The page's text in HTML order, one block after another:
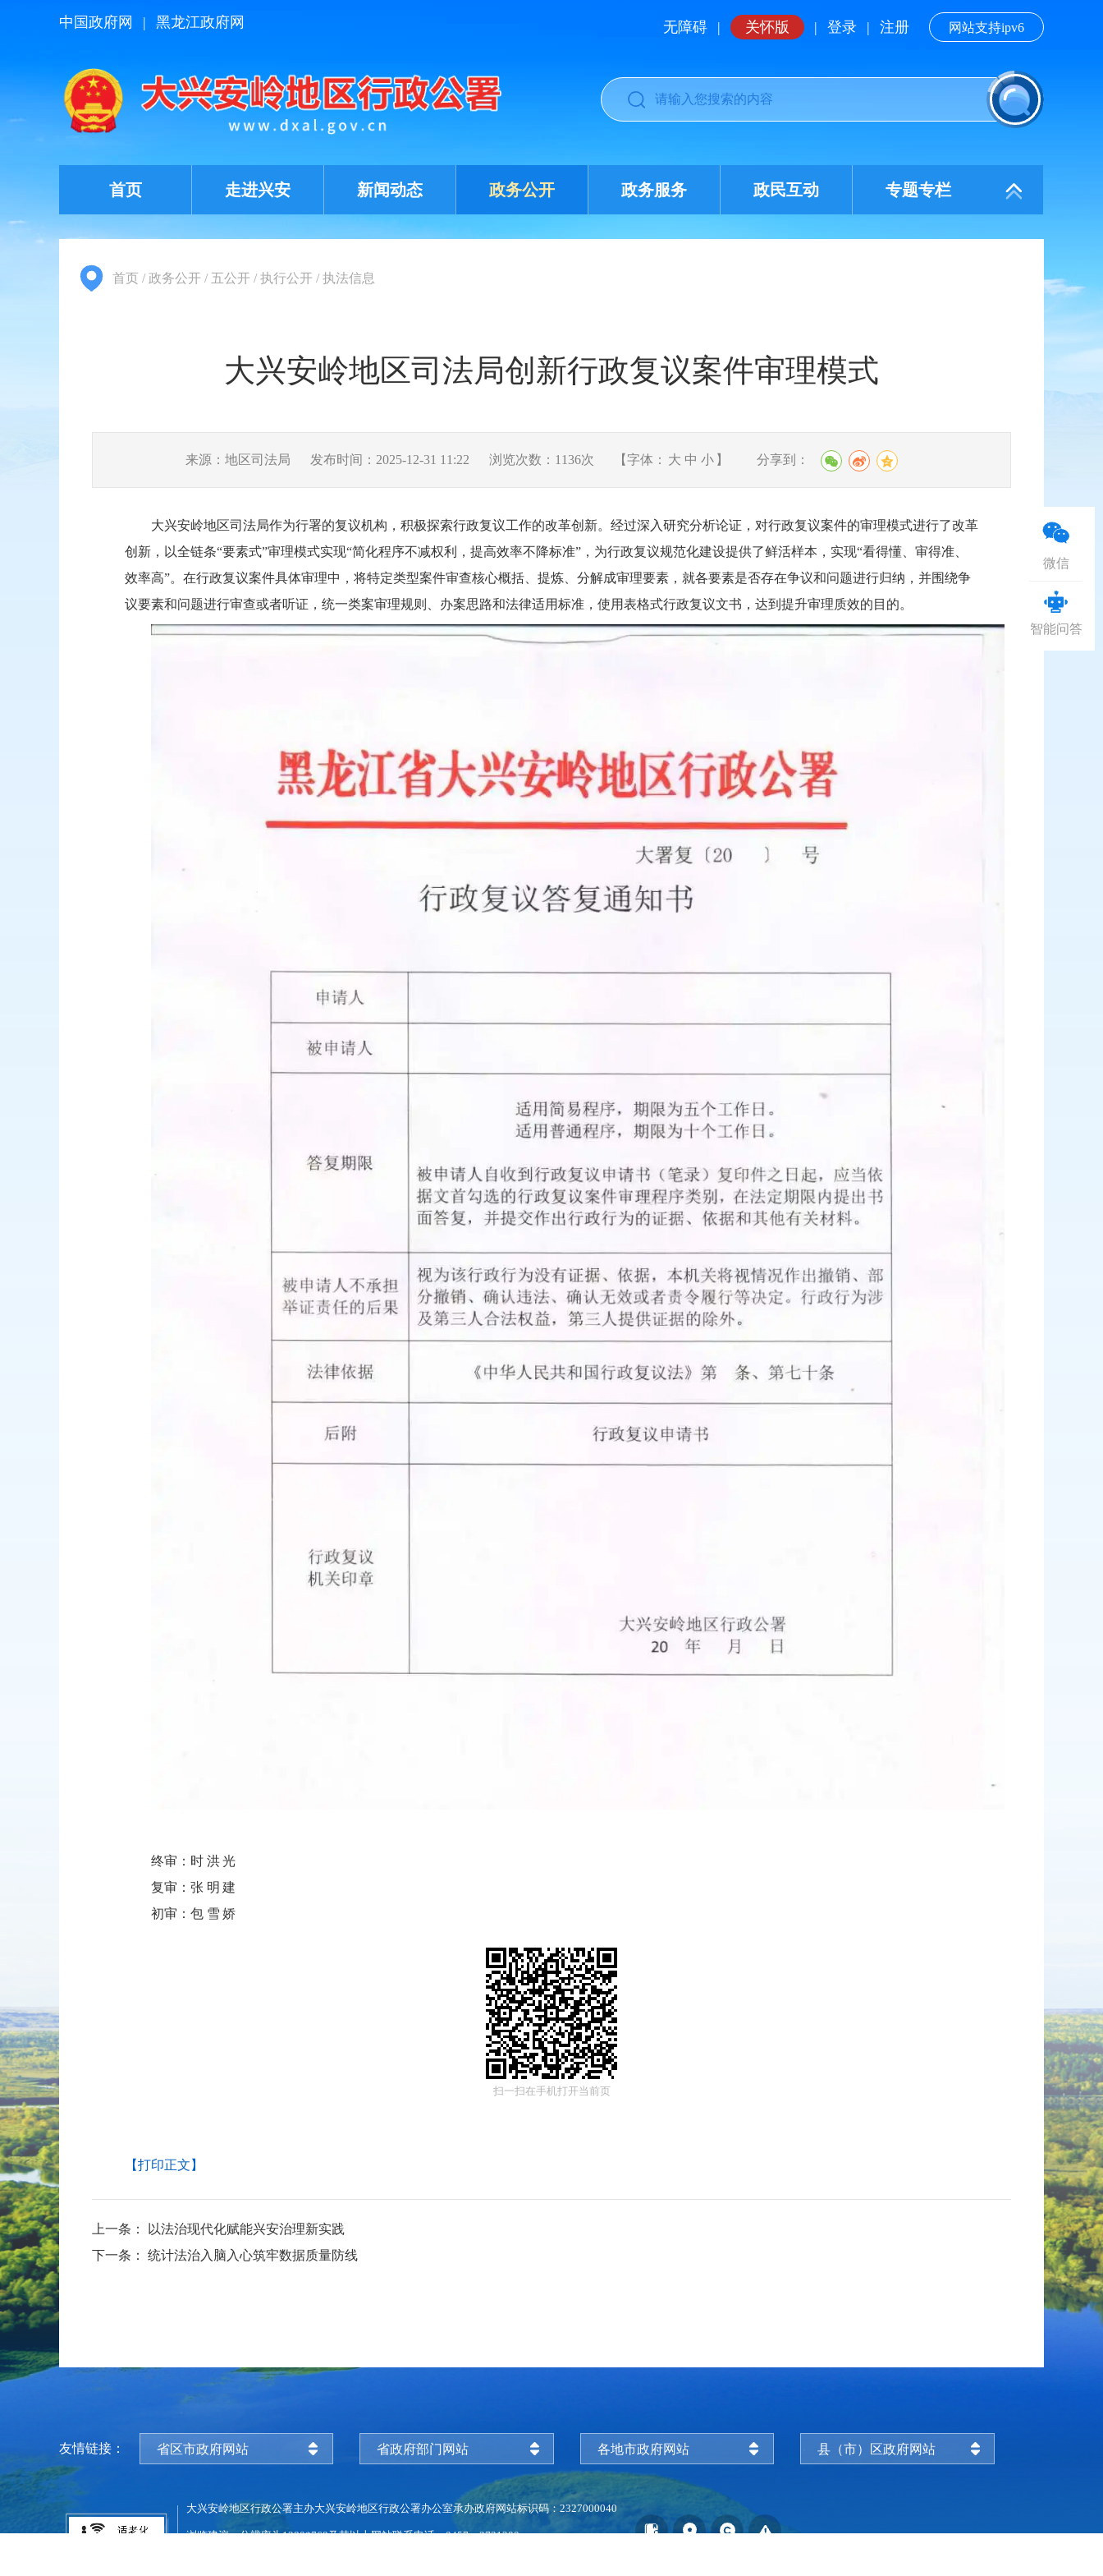
中国政府网 | 黑龙江政府网 无障碍 | 关怀版 | 登录 | 注册 网站支持ipv6
首页 走进兴安 新闻动态 政务公开 政务服务 政民互动 专题专栏
首页 /政务公开 / 五公开 /执行公开 /执法信息
大兴安岭地区司法局创新行政复议案件审理模式
来源：地区司法局 发布时间：2025-12-31 11:22 浏览次数： 1136次 【字体： 大 中 小 】 分享到：
大兴安岭地区司法局作为行署的复议机构，积极探索行政复议工作的改革创新。经过深入研究分析论证，对行政复议案件的审理模式进行了改革
创新，以全链条“要素式”审理模式实现“简化程序不减权利，提高效率不降标准”，为行政复议规范化建设提供了鲜活样本，实现“看得懂、审得准、
效率高”。在行政复议案件具体审理中，将特定类型案件审查核心概括、提炼、分解成审理要素，就各要素是否存在争议和问题进行归纳，并围绕争
议要素和问题进行审查或者听证，统一类案审理规则、办案思路和法律适用标准，使用表格式行政复议文书，达到提升审理质效的目的。
终审： 时洪光
复审： 张明建
初审： 包雪娇
扫一扫在手机打开当前页
【打印正文】
上一条：
以法治现代化赋能兴安治理新实践
下一条：
统计法治入脑入心筑牢数据质量防线
友情链接： 省区市政府网站 省政府部门网站 各地市政府网站 县（市）区政府网站
大兴安岭地区行政公署主办大兴安岭地区行政公署办公室承办政府网站标识码：2327000040
浏览建议：分辨率为1280*768及其以上网站联系电话：0457－2731200
微信
智能问答